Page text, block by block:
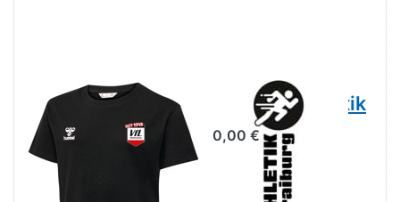
Go Cotton T-
Shirt - Kinder
inkl.
Rückendruck
14 Leichtathletik
0,00 €